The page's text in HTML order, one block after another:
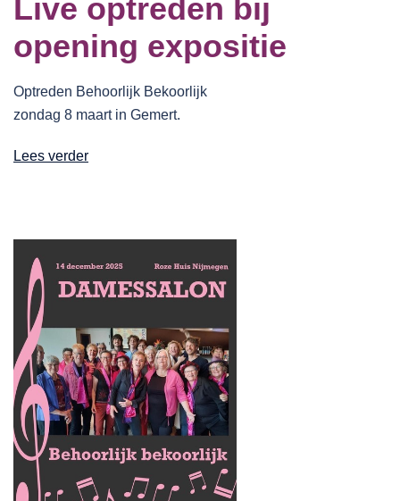
Live optreden bij
opening expositie
Optreden Behoorlijk Bekoorlijk
zondag 8 maart in Gemert.
Lees verder